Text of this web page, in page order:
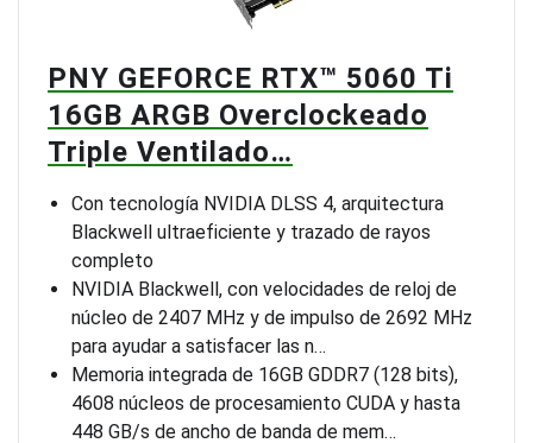
PNY GEFORCE RTX™ 5060 Ti
16GB ARGB Overclockeado
Triple Ventilado…
Con tecnología NVIDIA DLSS 4, arquitectura
Blackwell ultraeficiente y trazado de rayos
completo
NVIDIA Blackwell, con velocidades de reloj de
núcleo de 2407 MHz y de impulso de 2692 MHz
para ayudar a satisfacer las n…
Memoria integrada de 16GB GDDR7 (128 bits),
4608 núcleos de procesamiento CUDA y hasta
448 GB/s de ancho de banda de mem…